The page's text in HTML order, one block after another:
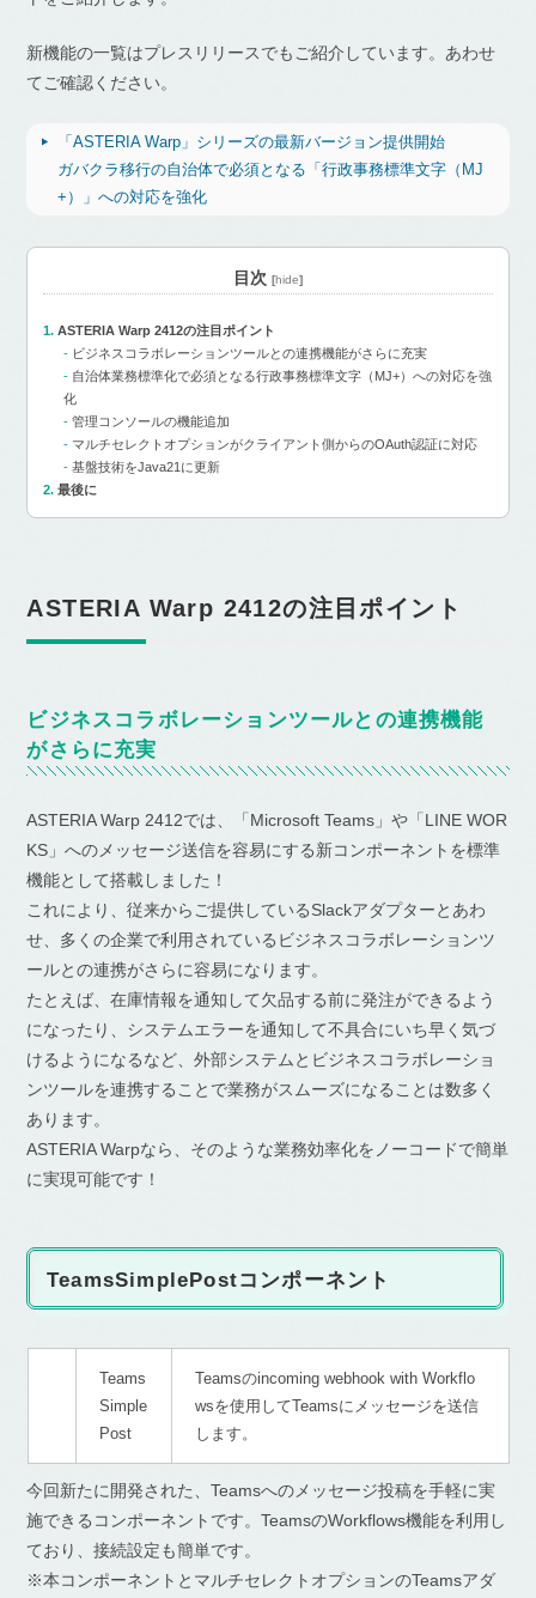
新機能の一覧はプレスリリースでもご紹介しています。あわせ
てご確認ください。
「ASTERIA Warp」シリーズの最新バージョン提供開始
ガバクラ移行の自治体で必須となる「行政事務標準文字（MJ
+）」への対応を強化
目次 [hide]
ASTERIA Warp 2412の注目ポイント
ビジネスコラボレーションツールとの連携機能がさらに充実
自治体業務標準化で必須となる行政事務標準文字（MJ+）への対応を強
化
管理コンソールの機能追加
マルチセレクトオプションがクライアント側からのOAuth認証に対応
基盤技術をJava21に更新
最後に
ASTERIA Warp 2412の注目ポイント
ビジネスコラボレーションツールとの連携機能
がさらに充実
ASTERIA Warp 2412では、「Microsoft Teams」や「LINE WOR
KS」へのメッセージ送信を容易にする新コンポーネントを標準
機能として搭載しました！
これにより、従来からご提供しているSlackアダプターとあわ
せ、多くの企業で利用されているビジネスコラボレーションツ
ールとの連携がさらに容易になります。
たとえば、在庫情報を通知して欠品する前に発注ができるよう
になったり、システムエラーを通知して不具合にいち早く気づ
けるようになるなど、外部システムとビジネスコラボレーショ
ンツールを連携することで業務がスムーズになることは数多く
あります。
ASTERIA Warpなら、そのような業務効率化をノーコードで簡単
に実現可能です！
TeamsSimplePostコンポーネント
Teams
Simple
Post
Teamsのincoming webhook with Workflo
wsを使用してTeamsにメッセージを送信
します。
今回新たに開発された、Teamsへのメッセージ投稿を手軽に実
施できるコンポーネントです。TeamsのWorkflows機能を利用し
ており、接続設定も簡単です。
※本コンポーネントとマルチセレクトオプションのTeamsアダ